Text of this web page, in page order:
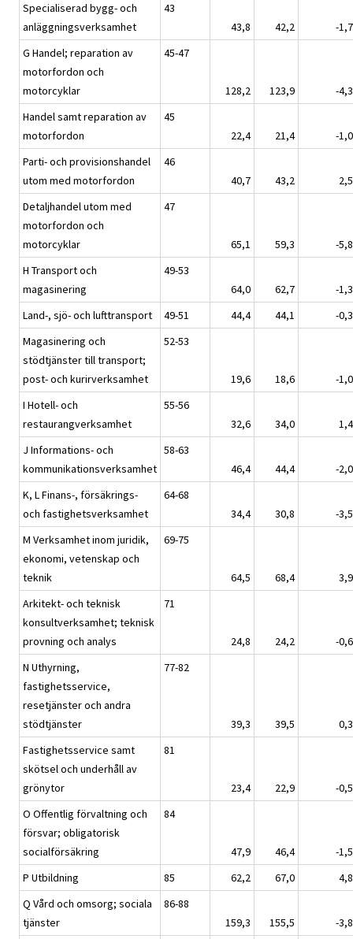
Specialiserad bygg- och
anläggningsverksamhet
43
43,8
42,2
-1,7
G Handel; reparation av
motorfordon och
motorcyklar
45-47
128,2 123,9
-4,3
Handel samt reparation av
motorfordon
45
22,4
21,4
-1,0
Parti- och provisionshandel
utom med motorfordon
46
40,7
43,2
2,5
Detaljhandel utom med
motorfordon och
motorcyklar
47
65,1 59,3
-5,8
H Transport och
magasinering
49-53
64,0
62,7
-1,3
Land-, sjö- och lufttransport
49-51 44,4 44,1
-0,3
Magasinering och
stödtjänster till transport;
post- och kurirverksamhet
52-53
19,6 18,6
-1,0
I Hotell- och
restaurangverksamhet
55-56
32,6
34,0
1,4
J Informations- och
kommunikationsverksamhet
58-63
46,4
44,4
-2,0
K, L Finans-, försäkrings-
och fastighetsverksamhet
64-68
34,4
30,8
-3,5
M Verksamhet inom juridik,
ekonomi, vetenskap och
teknik
69-75
64,5 68,4
3,9
Arkitekt- och teknisk
konsultverksamhet; teknisk
provning och analys
71
24,8 24,2
-0,6
N Uthyrning,
fastighetsservice,
resetjänster och andra
stödtjänster
77-82
39,3 39,5
0,3
Fastighetsservice samt
skötsel och underhåll av
grönytor
81
23,4 22,9
-0,5
O Offentlig förvaltning och
försvar; obligatorisk
socialförsäkring
84
47,9 46,4
-1,5
P Utbildning
85 62,2 67,0
4,8
Q Vård och omsorg; sociala
tjänster
86-88
159,3
155,5 -3,8